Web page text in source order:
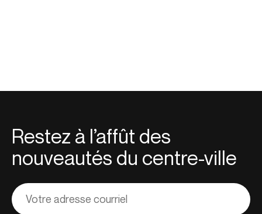
Restez à l’affût des
nouveautés du centre-ville
Adresse
courriel